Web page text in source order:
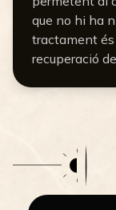
que no hi ha
tractament
recuperació